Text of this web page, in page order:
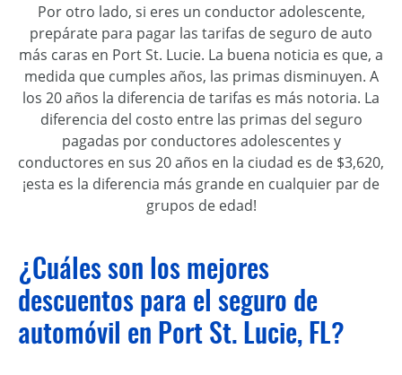
Por otro lado, si eres un conductor adolescente,
prepárate para pagar las tarifas de seguro de auto
más caras en Port St. Lucie. La buena noticia es que, a
medida que cumples años, las primas disminuyen. A
los 20 años la diferencia de tarifas es más notoria. La
diferencia del costo entre las primas del seguro
pagadas por conductores adolescentes y
conductores en sus 20 años en la ciudad es de $3,620,
¡esta es la diferencia más grande en cualquier par de
grupos de edad!
¿Cuáles son los mejores
descuentos para el seguro de
automóvil en Port St. Lucie, FL?